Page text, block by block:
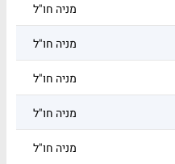
מניה חו"ל
מניה חו"ל
מניה חו"ל
מניה חו"ל
מניה חו"ל